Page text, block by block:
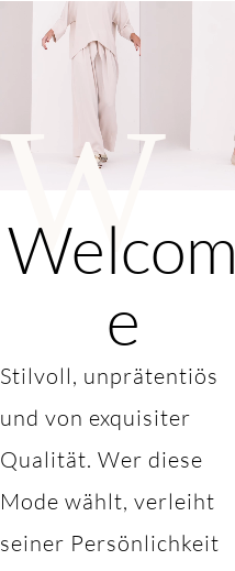
W
Welcom
e
Stilvoll, unprätentiös
und von exquisiter
Qualität. Wer diese
Mode wählt, verleiht
seiner Persönlichkeit